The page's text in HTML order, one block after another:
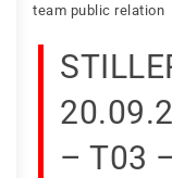
team public relation
– T03